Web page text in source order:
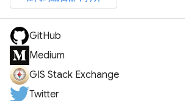
GitHub
Medium
GIS Stack Exchange
Twitter